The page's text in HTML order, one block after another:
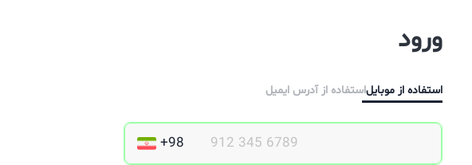
ورود
استفاده از موبایلاستفاده از آدرس ایمیل